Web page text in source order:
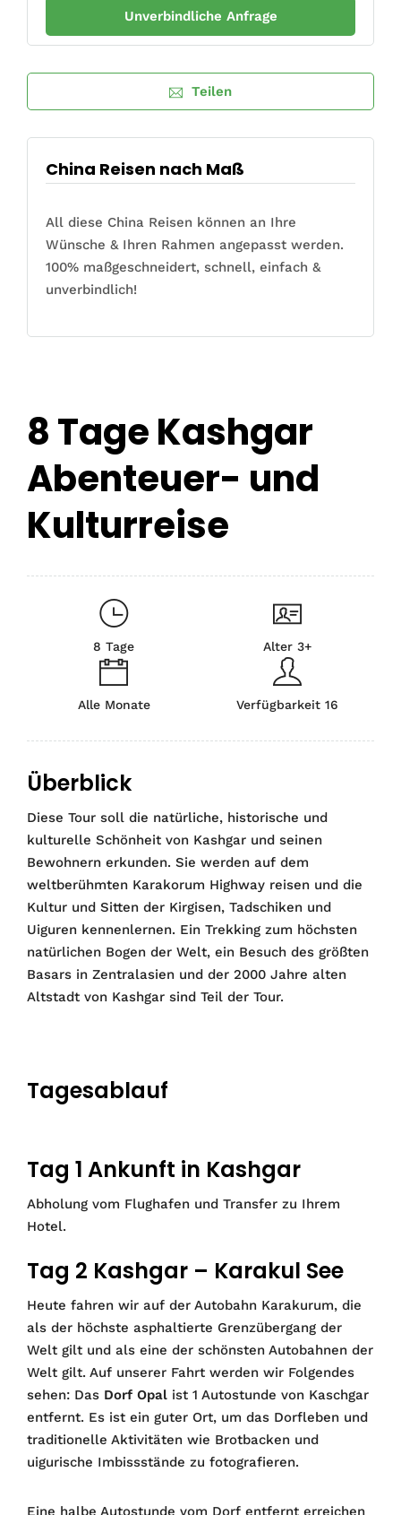
Teilen
China Reisen nach Maß
All diese China Reisen können an Ihre
Wünsche & Ihren Rahmen angepasst werden.
100% maßgeschneidert, schnell, einfach &
unverbindlich!
8 Tage Kashgar
Abenteuer- und
Kulturreise
8 Tage Alter 3+
Alle Monate Verfügbarkeit 16
Überblick
Diese Tour soll die natürliche, historische und
kulturelle Schönheit von Kashgar und seinen
Bewohnern erkunden. Sie werden auf dem
weltberühmten Karakorum Highway reisen und die
Kultur und Sitten der Kirgisen, Tadschiken und
Uiguren kennenlernen. Ein Trekking zum höchsten
natürlichen Bogen der Welt, ein Besuch des größten
Basars in Zentralasien und der 2000 Jahre alten
Altstadt von Kashgar sind Teil der Tour.
Tagesablauf
Tag 1 Ankunft in Kashgar
Abholung vom Flughafen und Transfer zu Ihrem
Hotel.
Tag 2 Kashgar – Karakul See
Heute fahren wir auf der Autobahn Karakurum, die
als der höchste asphaltierte Grenzübergang der
Welt gilt und als eine der schönsten Autobahnen der
Welt gilt. Auf unserer Fahrt werden wir Folgendes
sehen: Das Dorf Opal ist 1 Autostunde von Kaschgar
entfernt. Es ist ein guter Ort, um das Dorfleben und
traditionelle Aktivitäten wie Brotbacken und
uigurische Imbissstände zu fotografieren.
Eine halbe Autostunde vom Dorf entfernt erreichen